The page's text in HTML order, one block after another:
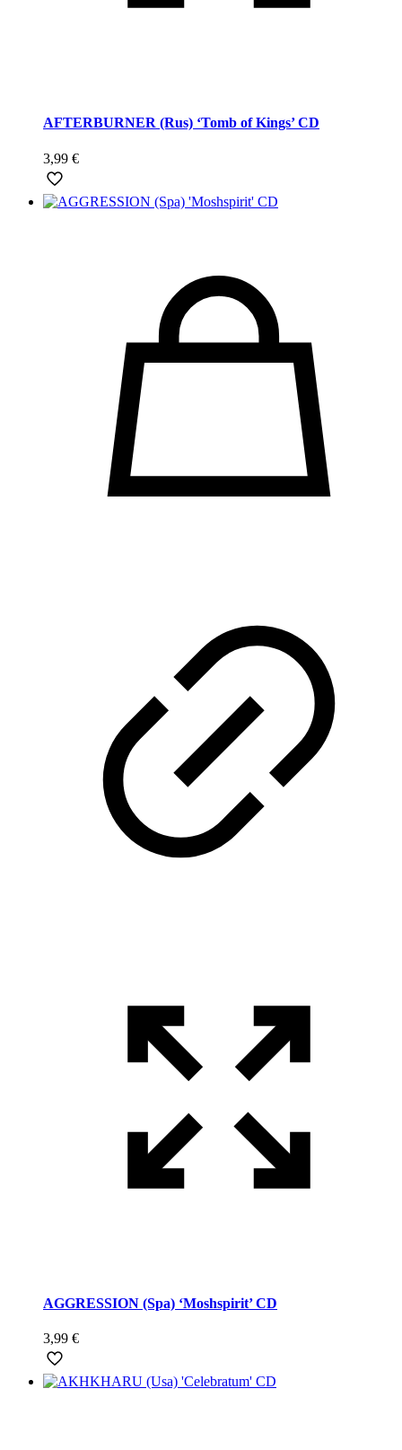
AFTERBURNER (Rus) ‘Tomb of Kings’ CD
3,99 €
AGGRESSION (Spa) ‘Moshspirit’ CD
3,99 €